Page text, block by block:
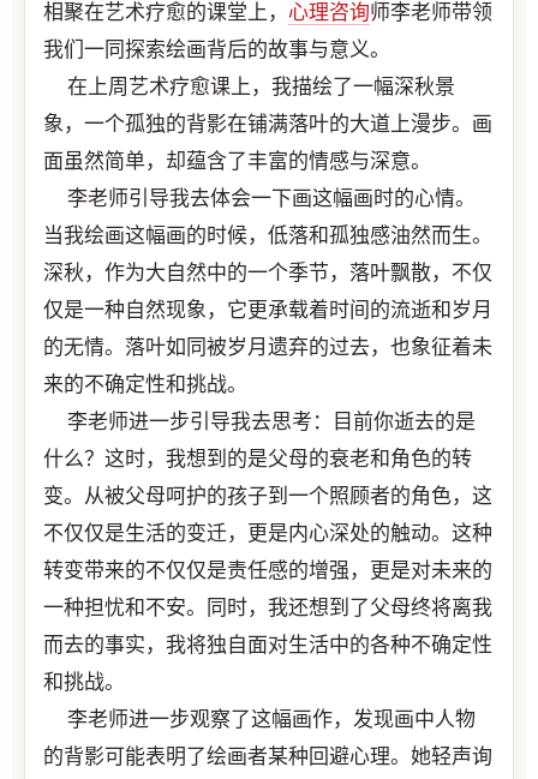
相聚在艺术疗愈的课堂上， 心理咨询师李老师带领
我们一同探索绘画背后的故事与意义。
在上周艺术疗愈课上，我描绘了一幅深秋景
象，一个孤独的背影在铺满落叶的大道上漫步。画
面虽然简单，却蕴含了丰富的情感与深意。
李老师引导我去体会一下画这幅画时的心情。
当我绘画这幅画的时候，低落和孤独感油然而生。
深秋，作为大自然中的一个季节，落叶飘散，不仅
仅是一种自然现象，它更承载着时间的流逝和岁月
的无情。落叶如同被岁月遗弃的过去，也象征着未
来的不确定性和挑战。
李老师进一步引导我去思考：目前你逝去的是
什么？这时，我想到的是父母的衰老和角色的转
变。从被父母呵护的孩子到一个照顾者的角色，这
不仅仅是生活的变迁，更是内心深处的触动。这种
转变带来的不仅仅是责任感的增强，更是对未来的
一种担忧和不安。同时，我还想到了父母终将离我
而去的事实，我将独自面对生活中的各种不确定性
和挑战。
李老师进一步观察了这幅画作，发现画中人物
的背影可能表明了绘画者某种回避心理。她轻声询